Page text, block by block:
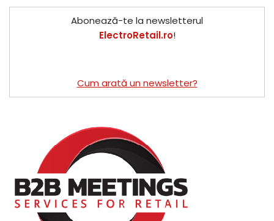
Abonează-te la newsletterul
ElectroRetail.ro!
Cum arată un newsletter?